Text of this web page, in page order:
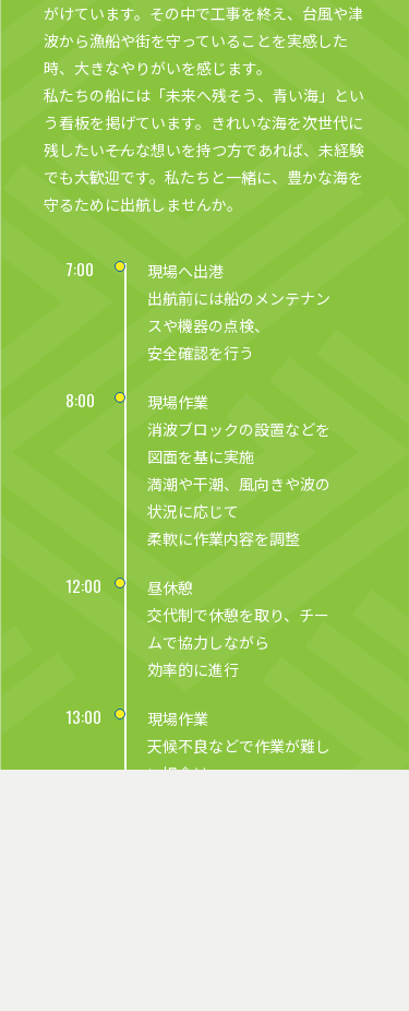
がけています。その中で工事を終え、台風や津
波から漁船や街を守っていることを実感した
時、大きなやりがいを感じます。
私たちの船には「未来へ残そう、青い海」とい
う看板を掲げています。きれいな海を次世代に
残したい――そんな想いを持つ方であれば、未経験
でも大歓迎です。私たちと一緒に、豊かな海を
守るために出航しませんか。
7:00
現場へ出港
出航前には船のメンテナン
スや機器の点検、
安全確認を行う
8:00
現場作業
消波ブロックの設置などを
図面を基に実施
満潮や干潮、風向きや波の
状況に応じて
柔軟に作業内容を調整
12:00
昼休憩
交代制で休憩を取り、チー
ムで協力しながら
効率的に進行
13:00
現場作業
天候不良などで作業が難し
い場合は